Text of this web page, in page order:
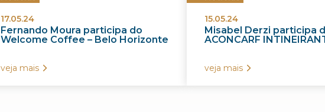
17.05.24
Fernando Moura participa do
Welcome Coffee – Belo Horizonte
veja mais
15.05.24
Misabel Derzi participa
ACONCARF
veja mais